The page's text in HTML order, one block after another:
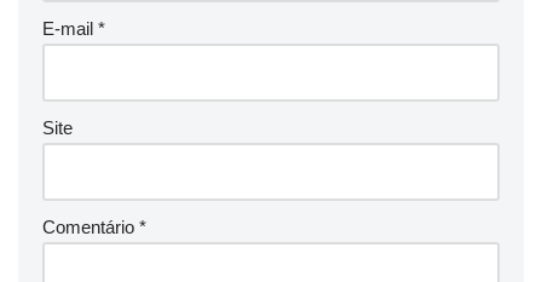
E-mail *
Site
Comentário *